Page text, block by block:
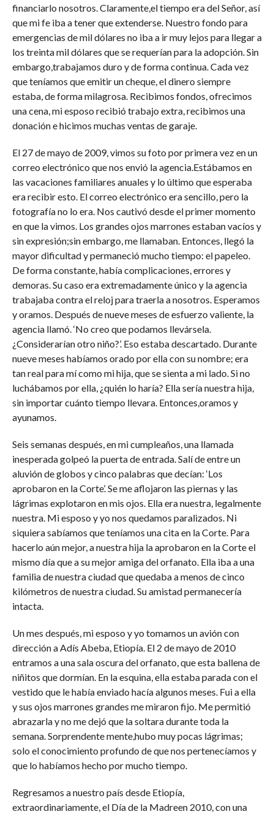
financiarlo nosotros. Claramente,el tiempo era del Señor, así
que mi fe iba a tener que extenderse. Nuestro fondo para
emergencias de mil dólares no iba a ir muy lejos para llegar a
los treinta mil dólares que se requerían para la adopción. Sin
embargo,trabajamos duro y de forma continua. Cada vez
que teníamos que emitir un cheque, el dinero siempre
estaba, de forma milagrosa. Recibimos fondos, ofrecimos
una cena, mi esposo recibió trabajo extra, recibimos una
donación e hicimos muchas ventas de garaje.
El 27 de mayo de 2009, vimos su foto por primera vez en un
correo electrónico que nos envió la agencia.Estábamos en
las vacaciones familiares anuales y lo último que esperaba
era recibir esto. El correo electrónico era sencillo, pero la
fotografía no lo era. Nos cautivó desde el primer momento
en que la vimos. Los grandes ojos marrones estaban vacíos y
sin expresión;sin embargo, me llamaban. Entonces, llegó la
mayor dificultad y permaneció mucho tiempo: el papeleo.
De forma constante, había complicaciones, errores y
demoras. Su caso era extremadamente único y la agencia
trabajaba contra el reloj para traerla a nosotros. Esperamos
y oramos. Después de nueve meses de esfuerzo valiente, la
agencia llamó. ‘No creo que podamos llevársela.
¿Considerarían otro niño?’. Eso estaba descartado. Durante
nueve meses habíamos orado por ella con su nombre; era
tan real para mí como mi hija, que se sienta a mi lado. Si no
luchábamos por ella, ¿quién lo haría? Ella sería nuestra hija,
sin importar cuánto tiempo llevara. Entonces,oramos y
ayunamos.
Seis semanas después, en mi cumpleaños, una llamada
inesperada golpeó la puerta de entrada. Salí de entre un
aluvión de globos y cinco palabras que decían: ‘Los
aprobaron en la Corte’. Se me aflojaron las piernas y las
lágrimas explotaron en mis ojos. Ella era nuestra, legalmente
nuestra. Mi esposo y yo nos quedamos paralizados. Ni
siquiera sabíamos que teníamos una cita en la Corte. Para
hacerlo aún mejor, a nuestra hija la aprobaron en la Corte el
mismo día que a su mejor amiga del orfanato. Ella iba a una
familia de nuestra ciudad que quedaba a menos de cinco
kilómetros de nuestra ciudad. Su amistad permanecería
intacta.
Un mes después, mi esposo y yo tomamos un avión con
dirección a Adís Abeba, Etiopía. El 2 de mayo de 2010
entramos a una sala oscura del orfanato, que esta ballena de
niñitos que dormían. En la esquina, ella estaba parada con el
vestido que le había enviado hacía algunos meses. Fui a ella
y sus ojos marrones grandes me miraron fijo. Me permitió
abrazarla y no me dejó que la soltara durante toda la
semana. Sorprendente mente,hubo muy pocas lágrimas;
solo el conocimiento profundo de que nos pertenecíamos y
que lo habíamos hecho por mucho tiempo.
Regresamos a nuestro país desde Etiopía,
extraordinariamente, el Día de la Madreen 2010, con una